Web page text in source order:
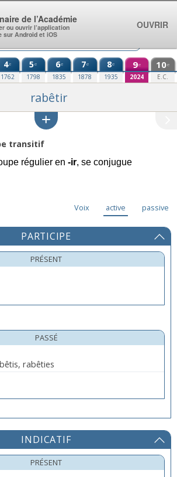
4e
1762
5e
1798
6e
1835
7e
1878
8e
1935
9e
2024
10e
E.C.
rabêtir
transitif
régulier en -ir, se conjugue
Voix active passive
PARTICIPE
PRÉSENT
PASSÉ
rabêties
INDICATIF
PRÉSENT
de l’Académie
ou ouvrir l’application
sur Android et iOS
OUVRIR